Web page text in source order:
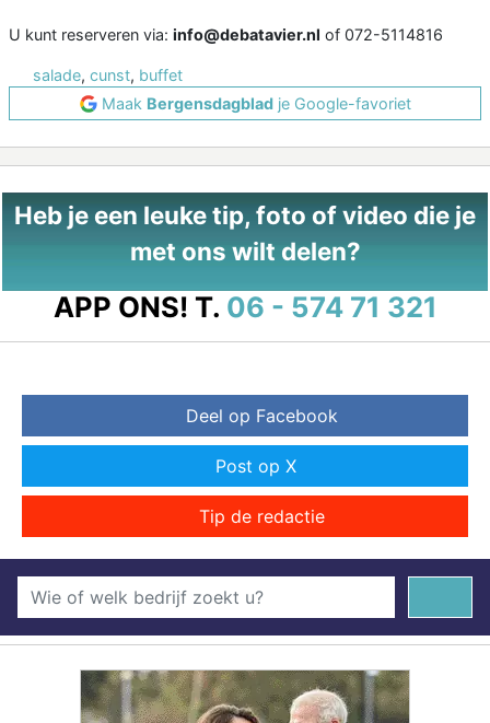
U kunt reserveren via: info@debatavier.nl of 072-5114816
salade, cunst, buffet
Maak Bergensdagbladje Google-favoriet
Heb je een leuke tip, foto of video die je
met ons wilt delen?
APP ONS! T. 06 - 574 71 321
Deel op Facebook
Post op X
Tip de redactie